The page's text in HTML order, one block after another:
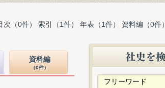
（0件） 索引（1件） 年表（1件） 資料編（0件）
資料編
（0件）